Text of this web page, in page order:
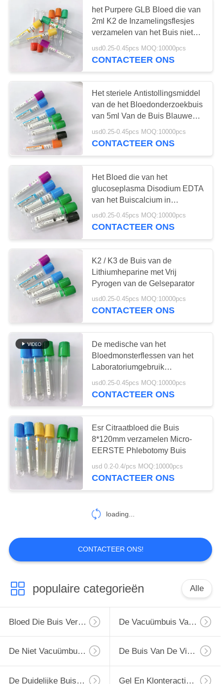
De duidelijke Buis
van de
Bloedinzameling
Gel en
Klonteractivator
Buis
Procoagulatiebuis
De Buizen van PT
glucosebloed
De Buis van de
lithiumheparine
49
het Purpere GLB Bloed die van
2ml K2 de Inzamelingsflesjes
verzamelen van het Buis niet
Giftige Bloed
usd0.25-0.45pcs MOQ:10000pcs
CONTACTEER ONS
Het steriele Antistollingsmiddel
van de het Bloedonderzoekbuis
van 5ml Van de Buis Blauwe
Bovenkant van de
Serumsteekproef
usd0.25-0.45pcs MOQ:10000pcs
CONTACTEER ONS
Het Bloed die van het
glucoseplasma Disodium EDTA
van het Buiscalcium in
Klinieklabotest verzamelen
usd0.25-0.45pcs MOQ:10000pcs
CONTACTEER ONS
K2 / K3 de Buis van de
Lithiumheparine met Vrij
Pyrogen van de Gelseparator
usd0.25-0.45pcs MOQ:10000pcs
CONTACTEER ONS
De medische van het
Bloedmonsterflessen van het
Laboratoriumgebruik
Groenachtig blauwe Kleur voor
Bloedinzameling
usd0.25-0.45pcs MOQ:10000pcs
CONTACTEER ONS
Esr Citraatbloed die Buis
8*120mm verzamelen Micro-
EERSTE Phlebotomy Buis
usd 0.2-0.4/pcs MOQ:10000pcs
CONTACTEER ONS
loading...
CONTACTEER ONS!
populaire categorieën Alle
Bloed Die Buis Verzamelen De Vacuümbuis Van De Bloedinzameling
De Niet Vacuümbuis Van De Bloedinzameling De Buis Van De Virusbemonstering
De Duidelijke Buis Van De Bloedinzameling Gel En Klonteractivator Buis